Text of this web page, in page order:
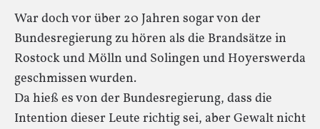
War doch vor über 20 Jahren sogar von der
Bundesregierung zu hören als die Brandsätze in
Rostock und Mölln und Solingen und Hoyerswerda
geschmissen wurden.
Da hieß es von der Bundesregierung, dass die
Intention dieser Leute richtig sei, aber Gewalt nicht